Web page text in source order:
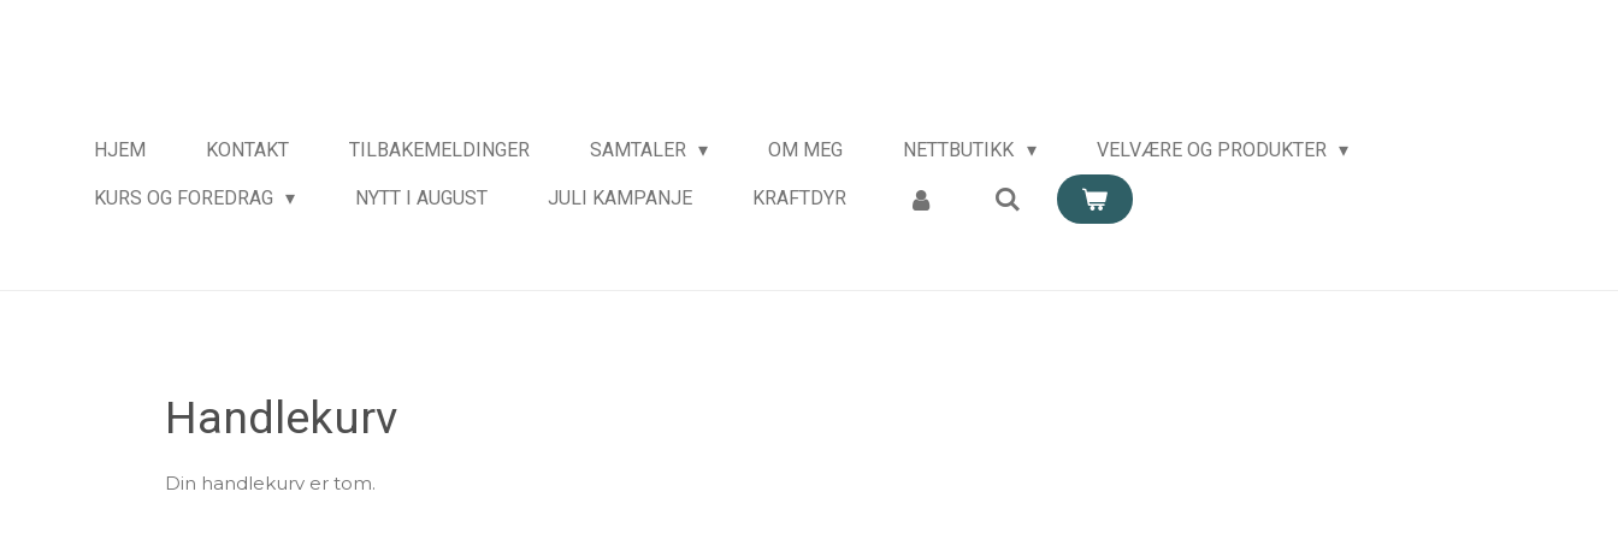
HJEM KONTAKT TILBAKEMELDINGER SAMTALER OM MEG NETTBUTIKK VELVÆRE OG PRODUKTER
KURS OG FOREDRAG NYTT I AUGUST JULI KAMPANJE KRAFTDYR
Handlekurv
Din handlekurv er tom.